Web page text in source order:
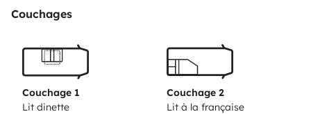
pulsé Vaisselle et ustensiles de cuisine
linge.Télévision
Autoradio + CD + Auxiliaires et
Téléphone main libre
d'eau propre.
12/220v 2000W
Parfaitement entretenu par un
garage.Possibilité de garder votre véhicule
Couchages
Couchage 1
Lit dinette
Couchage 2
Lit à la française